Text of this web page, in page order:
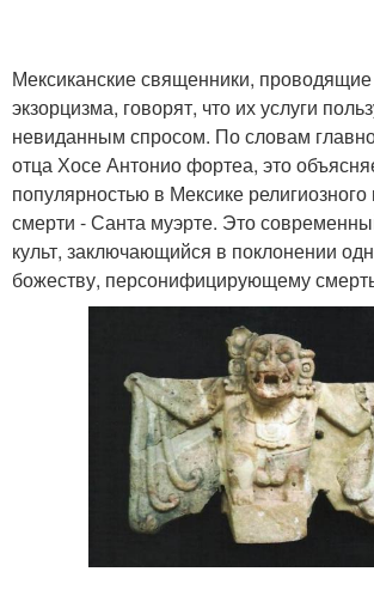
Мексиканские священники,
экзорцизма, говорят, что их услуги
невиданным спросом. По словам
отца Хосе Антонио фортеа, это
популярностью в Мексике религиозного
смерти - Санта муэрте. Это
культ, заключающийся в поклонении
божеству, персонифицирующему